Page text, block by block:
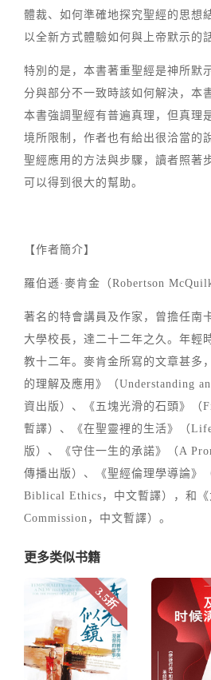
體裁、如何準確地探究聖經的思想
以全新方式體驗如何與上帝默示的
特別的是，本書著重聖經是神所默
分與部分不一致時該如何解決，本
本書強調聖經有普遍真理，但真理
境所限制，作者也有給出很洽當的
聖經應用的方法與步驟，讀者照著
可以得到很大的幫助。
【作者簡介】
羅伯遜·麥肯金（Robertson
著名的特會講員及作家，曾擔任南
大學校長，達二十二年之久。年輕
教十二年。麥肯金所寫的文章甚多
的理解及應用》（Understanding
資出版）、《五塊光滑的石頭》（
暫譯）、《在聖靈裡的生活》（
版）、《守住一生的承諾》（A
傳播出版）、《聖經倫理學導論》
Biblical Ethics，中文暫譯），和《
Commission，中文暫譯）。
更多类似书籍